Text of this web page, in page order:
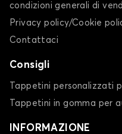
condizioni generali di
Privacy policy/Cookie
Contattaci
Consigli
Tappetini personalizzati
Tappetini in gomma per
INFORMAZIONE